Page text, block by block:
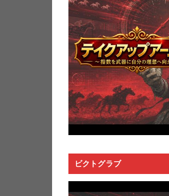
ビクトグラブ